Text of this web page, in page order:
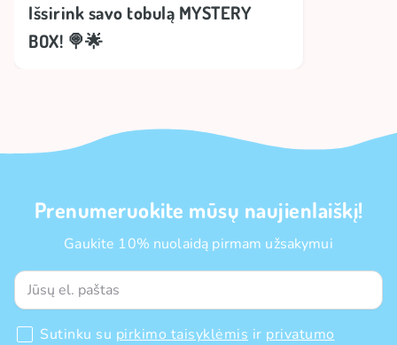
Išsirink savo tobulą MYSTERY
BOX! 🍭🌟
Prenumeruokite mūsų naujienlaiškį!
Gaukite 10% nuolaidą pirmam užsakymui
Sutinku su pirkimo taisyklėmis ir privatumo